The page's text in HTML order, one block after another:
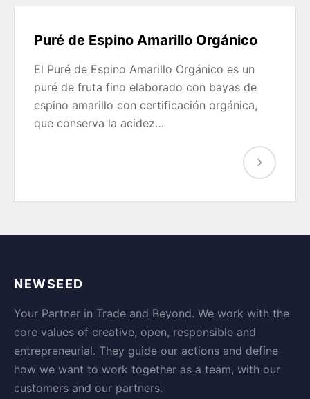
Puré de Espino Amarillo Orgánico
El Puré de Espino Amarillo Orgánico es un
puré de fruta fino elaborado con bayas de
espino amarillo con certificación orgánica,
que conserva la acidez…
NEWSEED
Your Partner in Trade and Beyond. We work with the
core values of creative, open, responsible and
entrepreneurial. They guide our actions and define
how we want to work together as a team, with our
customers and our partners.